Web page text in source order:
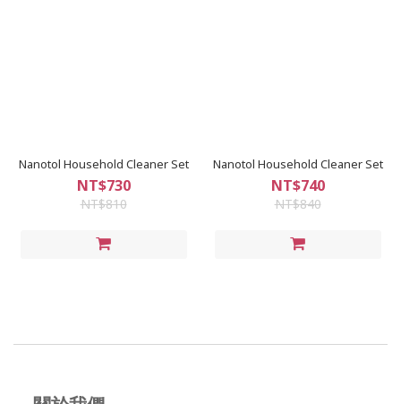
Nanotol Household Cleaner Set
NT$730
NT$810
Nanotol Household Cleaner Set
NT$740
NT$840